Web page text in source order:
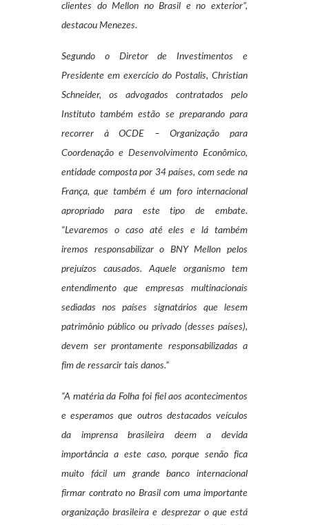
clientes do Mellon no Brasil e no exterior”,
destacou Menezes.
Segundo o Diretor de Investimentos e
Presidente em exercício do Postalis, Christian
Schneider, os advogados contratados pelo
Instituto também estão se preparando para
recorrer à OCDE – Organização para
Coordenação e Desenvolvimento Econômico,
entidade composta por 34 países, com sede na
França, que também é um foro internacional
apropriado para este tipo de embate.
“Levaremos o caso até eles e lá também
iremos responsabilizar o BNY Mellon pelos
prejuízos causados. Aquele organismo tem
entendimento que empresas multinacionais
sediadas nos países signatários que lesem
patrimônio público ou privado (desses países),
devem ser prontamente responsabilizadas a
fim de ressarcir tais danos.”
“A matéria da Folha foi fiel aos acontecimentos
e esperamos que outros destacados veículos
da imprensa brasileira deem a devida
importância a este caso, porque senão fica
muito fácil um grande banco internacional
firmar contrato no Brasil com uma importante
organização brasileira e desprezar o que está